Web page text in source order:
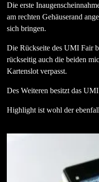
Die erste
am rechten Gehäuserand
sich bringen.
Die Rückseite des UMI Fair
rückseitig auch die beiden
Kartenslot verpasst.
Des Weiteren besitzt das
Highlight ist wohl der